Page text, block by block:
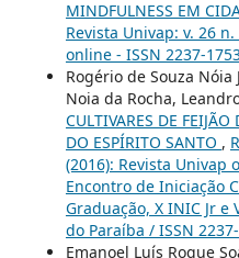
MINDFULNESS EM
Revista Univap: v. 26
online - ISSN 2237-
Rogério de Souza Nóia
Noia da Rocha,
CULTIVARES DE
DO ESPÍRITO SANTO ,
(2016): Revista Univap
Encontro de Iniciação
Graduação, X INIC Jr
do Paraíba / ISSN
Emanoel Luís Roque